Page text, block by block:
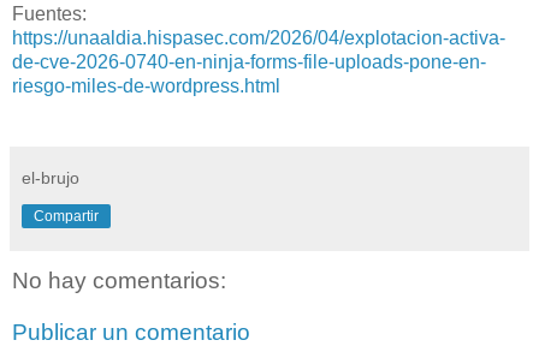
Fuentes:
https://unaaldia.hispasec.com/2026/04/explotacion-activa-
de-cve-2026-0740-en-ninja-forms-file-uploads-pone-en-
riesgo-miles-de-wordpress.html
el-brujo
Compartir
No hay comentarios:
Publicar un comentario